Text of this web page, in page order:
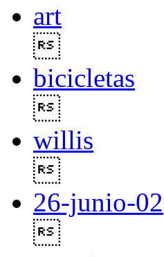
art
bicicletas
willis
26-junio-02